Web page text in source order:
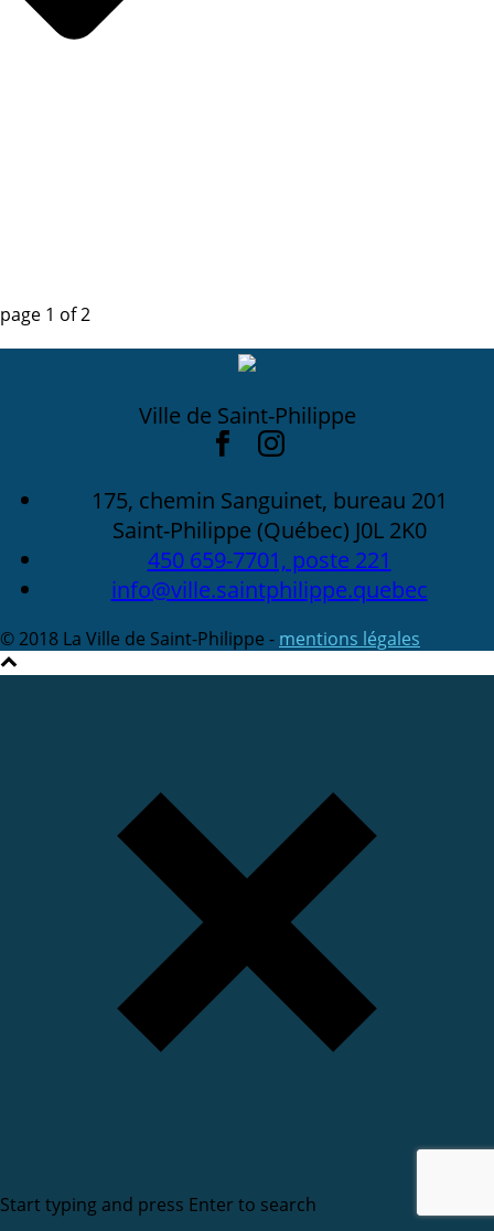
page 1 of2
Ville de Saint-Philippe
175, chemin Sanguinet, bureau 201
Saint-Philippe (Québec) J0L 2K0
450 659-7701, poste 221
info@ville.saintphilippe.quebec
© 2018 La Ville de Saint-Philippe - mentions légales
Start typing and press Enter to search